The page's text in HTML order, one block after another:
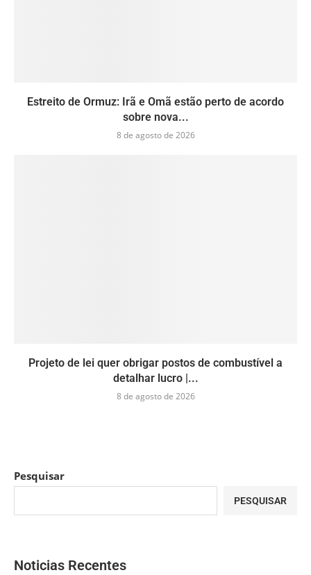
Estreito de Ormuz: Irã e Omã estão perto de acordo
sobre nova...
8 de agosto de 2026
Projeto de lei quer obrigar postos de combustível a
detalhar lucro |...
8 de agosto de 2026
Pesquisar
PESQUISAR
Noticias Recentes